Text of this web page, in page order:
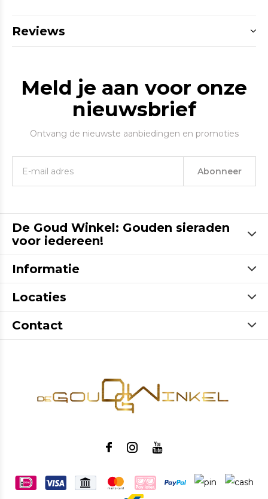
Reviews
Meld je aan voor onze
nieuwsbrief
Ontvang de nieuwste aanbiedingen en promoties
Abonneer
De Goud Winkel: Gouden sieraden
voor iedereen!
Informatie
Locaties
Contact